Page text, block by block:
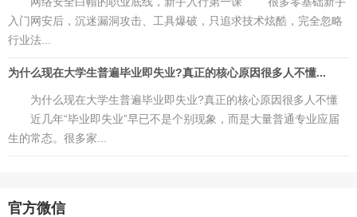
入门网安后，沉迷漏洞攻击、工具爆破，只追求技术炫酷，完全忽略
行业法...
为什么现在大学生普遍毕业即失业?真正的核心原因很多人不懂...
为什么现在大学生普遍毕业即失业?真正的核心原因很多人不懂
近几年“毕业即失业”早已不是个别现象，而是大量普通专业应届
生的常态。很多家...
官方微信